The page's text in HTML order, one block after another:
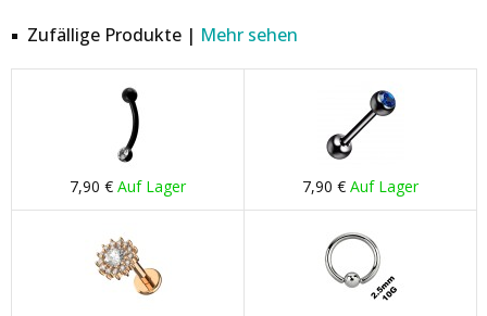
Zufällige Produkte | Mehr sehen
7,90 € Auf Lager 7,90 € Auf Lager